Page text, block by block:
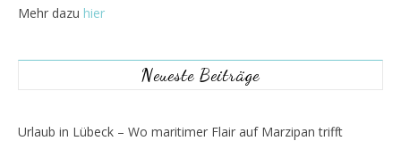
Mehr dazu hier
Neueste Beiträge
Urlaub in Lübeck – Wo maritimer Flair auf Marzipan trifft